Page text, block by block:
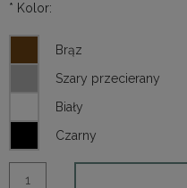
* Kolor: